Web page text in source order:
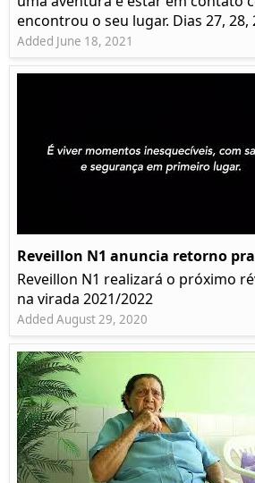
encontrou o seu lugar. Dias 27, 28,
Added June 18, 2021
Reveillon N1 anuncia retorno pra
Reveillon N1 realizará o próximo
na virada 2021/2022
Added August 29, 2020